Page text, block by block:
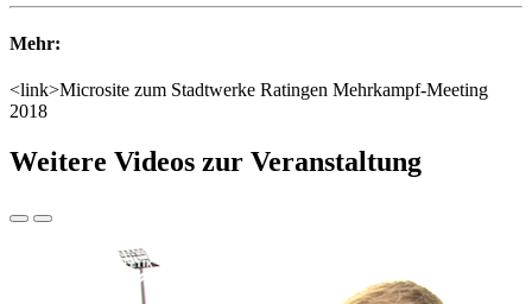
Mehr:
<link>Microsite zum Stadtwerke Ratingen Mehrkampf-Meeting
2018
Weitere Videos zur Veranstaltung